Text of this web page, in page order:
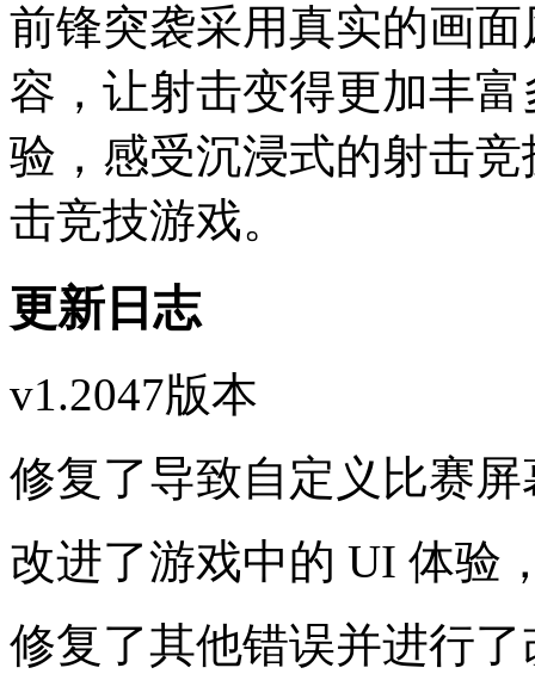
前锋突袭采用真实的画
容，让射击变得更加丰
验，感受沉浸式的射击
击竞技游戏。
更新日志
v1.2047版本
修复了导致自定义比赛
改进了游戏中的 UI 体验
修复了其他错误并进行了